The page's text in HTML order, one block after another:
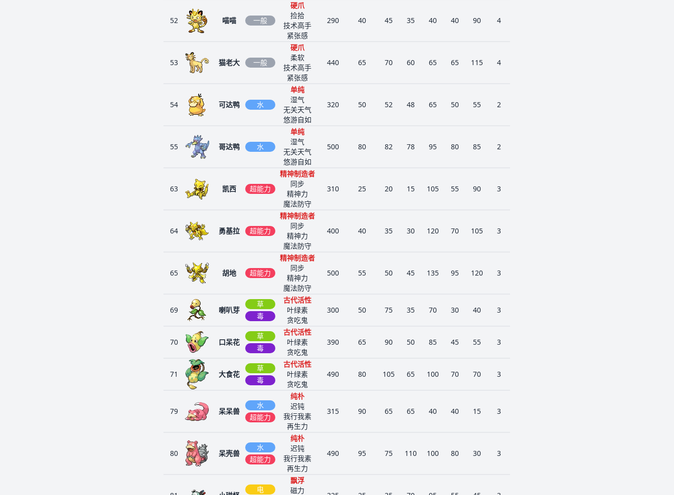
52 喵喵 一般
硬爪
捡拾
技术高手
紧张感
290 40 45 35 40 40 90 4
53 猫老大 一般
硬爪
柔软
技术高手
紧张感
440 65 70 60 65 65 115 4
54 可达鸭 水
单纯
湿气
无关天气
悠游自如
320 50 52 48 65 50 55 2
55 哥达鸭 水
单纯
湿气
无关天气
悠游自如
500 80 82 78 95 80 85 2
63 凯西 超能力
精神制造者
同步
精神力
魔法防守
310 25 20 15 105 55 90 3
64 勇基拉 超能力
精神制造者
同步
精神力
魔法防守
400 40 35 30 120 70 105 3
65 胡地 超能力
精神制造者
同步
精神力
魔法防守
500 55 50 45 135 95 120 3
69 喇叭芽
草
毒
古代活性
叶绿素
贪吃鬼
300 50 75 35 70 30 40 3
70 口呆花
草
毒
古代活性
叶绿素
贪吃鬼
390 65 90 50 85 45 55 3
71 大食花
草
毒
古代活性
叶绿素
贪吃鬼
490 80 105 65 100 70 70 3
79 呆呆兽
水
超能力
纯朴
迟钝
我行我素
再生力
315 90 65 65 40 40 15 3
80 呆壳兽
水
超能力
纯朴
迟钝
我行我素
再生力
490 95 75 110 100 80 30 3
电
飘浮
磁力